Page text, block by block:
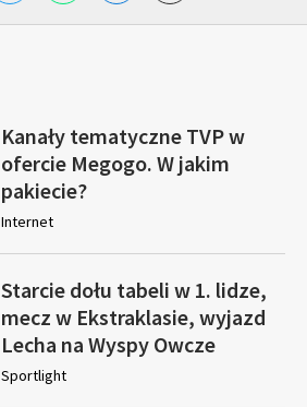
Kanały tematyczne TVP w
ofercie Megogo. W jakim
pakiecie?
Internet
Starcie dołu tabeli w 1. lidze,
mecz w Ekstraklasie, wyjazd
Lecha na Wyspy Owcze
Sportlight